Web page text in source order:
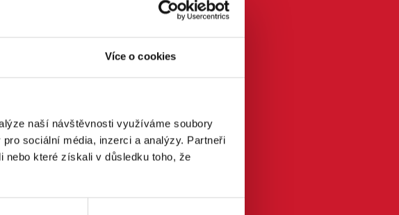
Více o cookies
naší návštěvnosti využíváme soubory
sociální média, inzerci a analýzy. Partneři
nebo které získali v důsledku toho, že